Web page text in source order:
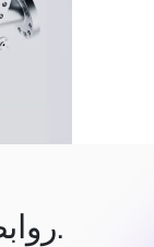
روابط تصنع تحولًا حقيقيًا.